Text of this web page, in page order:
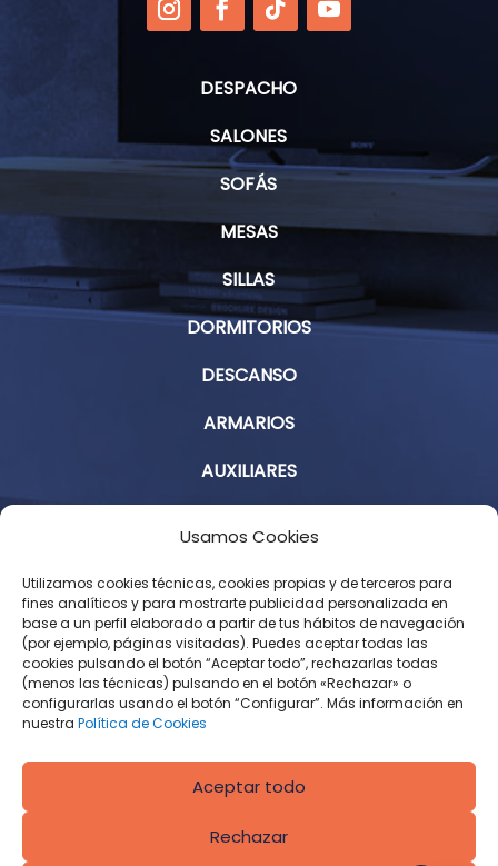
Usamos Cookies
Utilizamos cookies técnicas, cookies propias y de terceros para
fines analíticos y para mostrarte publicidad personalizada en
base a un perfil elaborado a partir de tus hábitos de navegación
(por ejemplo, páginas visitadas). Puedes aceptar todas las
cookies pulsando el botón “Aceptar todo”, rechazarlas todas
(menos las técnicas) pulsando en el botón «Rechazar» o
configurarlas usando el botón “Configurar”. Más información en
nuestra Política de Cookies
Aceptar todo
Rechazar
DESPACHO
SALONES
SOFÁS
MESAS
SILLAS
DORMITORIOS
DESCANSO
ARMARIOS
AUXILIARES
Aviso Legal
Política de Privacidad
Condiciones Generales de Contratación
Política de Cookies
Derecho de desistimiento